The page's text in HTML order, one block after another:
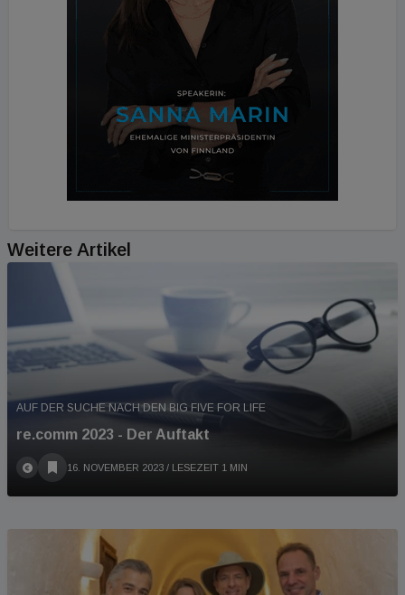
Weitere Artikel
AUF DER SUCHE NACH DEN BIG FIVE FOR LIFE
re.comm 2023 - Der Auftakt
16. NOVEMBER 2023 / LESEZEIT 1 MIN